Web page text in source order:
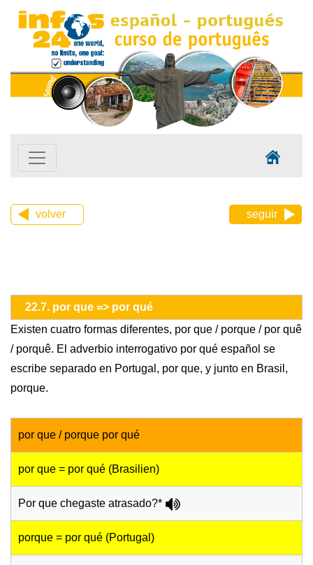
volver seguir
22.7. por que => por qué
Existen cuatro formas diferentes, por que / porque / por quê
/ porquê. El adverbio interrogativo por qué español se
escribe separado en Portugal, por que, y junto en Brasil,
porque.
por que / porque por qué
por que = por qué (Brasilien)
Por que chegaste atrasado?*
porque = por qué (Portugal)